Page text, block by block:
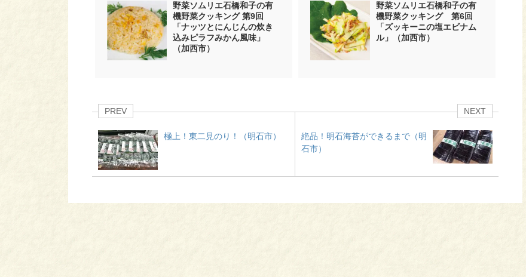
野菜ソムリエ石橋和子の有
機野菜クッキング 第9回
「ナッツとにんじんの炊き
込みピラフみかん風味」
（加西市）
野菜ソムリエ石橋和子の有
機野菜クッキング 第6回
「ズッキーニの塩エビナム
ル」（加西市）
PREV
極上！東二見のり！（明石市）
NEXT
絶品！明石海苔ができるまで（明
石市）